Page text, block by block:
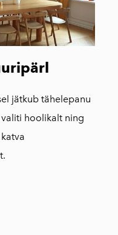
jätkub tähelepanu
hoolikalt ning